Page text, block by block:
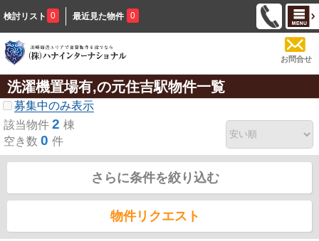
検討リスト 0 最近見た物件 0
お問合せ
洗濯機置場有,の元住吉駅物件一覧
募集中のみ表示
該当物件 2 棟
空き数 0 件
さらに条件を絞り込む
物件リクエスト